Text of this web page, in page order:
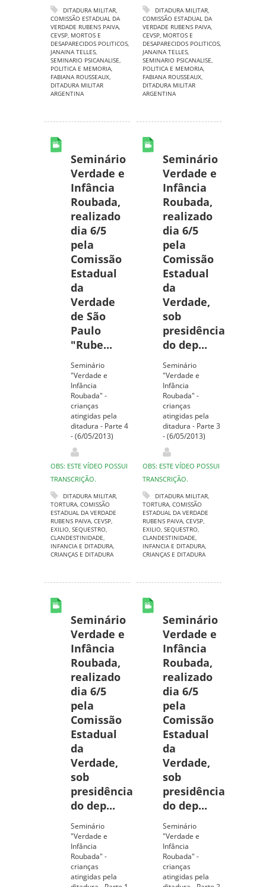
DITADURA MILITAR,
COMISSÃO ESTADUAL DA
VERDADE RUBENS PAIVA,
CEVSP, MORTOS E
DESAPARECIDOS POLITICOS,
JANAINA TELLES,
SEMINARIO PSICANALISE,
POLITICA E MEMORIA,
FABIANA ROUSSEAUX,
DITADURA MILITAR
ARGENTINA
DITADURA MILITAR,
COMISSÃO ESTADUAL DA
VERDADE RUBENS PAIVA,
CEVSP, MORTOS E
DESAPARECIDOS POLITICOS,
JANAINA TELLES,
SEMINARIO PSICANALISE,
POLITICA E MEMORIA,
FABIANA ROUSSEAUX,
DITADURA MILITAR
ARGENTINA
Seminário
Verdade e
Infância
Roubada,
realizado
dia 6/5
pela
Comissão
Estadual
da
Verdade
de São
Paulo
"Rube...
Seminário
"Verdade e
Infância
Roubada" -
crianças
atingidas pela
ditadura - Parte 4
- (6/05/2013)
OBS: ESTE VÍDEO POSSUI
TRANSCRIÇÃO.
DITADURA MILITAR,
TORTURA, COMISSÃO
ESTADUAL DA VERDADE
RUBENS PAIVA, CEVSP,
EXILIO, SEQUESTRO,
CLANDESTINIDADE,
INFANCIA E DITADURA,
CRIANÇAS E DITADURA
Seminário
Verdade e
Infância
Roubada,
realizado
dia 6/5
pela
Comissão
Estadual
da
Verdade,
sob
presidência
do dep...
Seminário
"Verdade e
Infância
Roubada" -
crianças
atingidas pela
ditadura - Parte 3
- (6/05/2013)
OBS: ESTE VÍDEO POSSUI
TRANSCRIÇÃO.
DITADURA MILITAR,
TORTURA, COMISSÃO
ESTADUAL DA VERDADE
RUBENS PAIVA, CEVSP,
EXILIO, SEQUESTRO,
CLANDESTINIDADE,
INFANCIA E DITADURA,
CRIANÇAS E DITADURA
Seminário
Verdade e
Infância
Roubada,
realizado
dia 6/5
pela
Comissão
Estadual
da
Verdade,
sob
presidência
do dep...
Seminário
"Verdade e
Infância
Roubada" -
crianças
atingidas pela
Seminário
Verdade e
Infância
Roubada,
realizado
dia 6/5
pela
Comissão
Estadual
da
Verdade,
sob
presidência
do dep...
Seminário
"Verdade e
Infância
Roubada" -
crianças
atingidas pela